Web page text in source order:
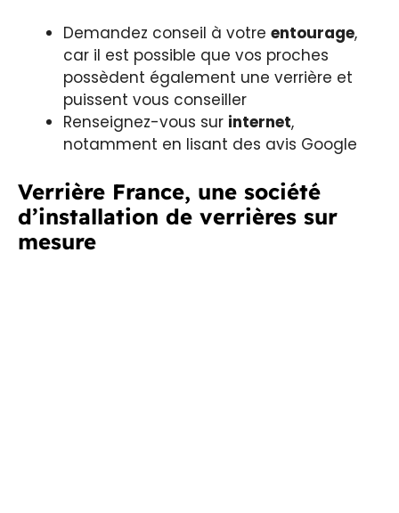
Demandez conseil à votre entourage,
car il est possible que vos proches
possèdent également une verrière et
puissent vous conseiller
Renseignez-vous sur internet,
notamment en lisant des avis Google
Verrière France, une société
d’installation de verrières sur
mesure